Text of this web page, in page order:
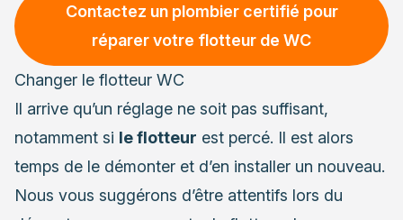
Contactez un plombier certifié pour
réparer votre flotteur de WC
Changer le flotteur WC
Il arrive qu’un réglage ne soit pas suffisant,
notamment si le flotteur est percé. Il est alors
temps de le démonter et d’en installer un nouveau.
Nous vous suggérons d’être attentifs lors du